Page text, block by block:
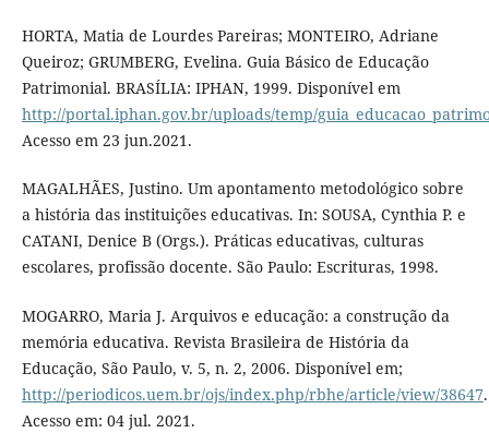
HORTA, Matia de Lourdes Pareiras; MONTEIRO, Adriane
Queiroz; GRUMBERG, Evelina. Guia Básico de Educação
Patrimonial. BRASÍLIA: IPHAN, 1999. Disponível em
http://portal.iphan.gov.br/uploads/temp/
Acesso em 23 jun.2021.
MAGALHÃES, Justino. Um apontamento metodológico sobre
a história das instituições educativas. In: SOUSA, Cynthia P. e
CATANI, Denice B (Orgs.). Práticas educativas, culturas
escolares, profissão docente. São Paulo: Escrituras, 1998.
MOGARRO, Maria J. Arquivos e educação: a construção da
memória educativa. Revista Brasileira de História da
Educação, São Paulo, v. 5, n. 2, 2006. Disponível em;
http://periodicos.uem.br/ojs/index.php/rbhe/article/view/38647.
Acesso em: 04 jul. 2021.